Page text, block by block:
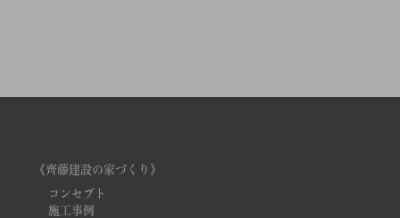
《齊藤建設の家づくり》
コンセプト
施工事例